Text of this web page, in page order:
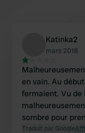
Katinka2
mars 2018
en vain. Au
fermaient. Vu de
sombre pour
Traduit par Google